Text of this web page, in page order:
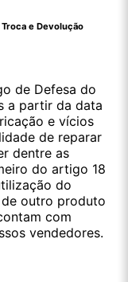
Troca e Devolução
de Defesa do
a partir da data
e vícios
de reparar
dentre as
do artigo 18
do
outro produto
com
vendedores.